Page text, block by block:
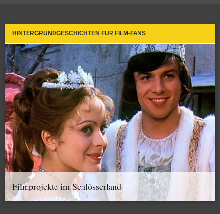
HINTERGRUNDGESCHICHTEN FÜR FILM-FANS
Filmprojekte im Schlösserland